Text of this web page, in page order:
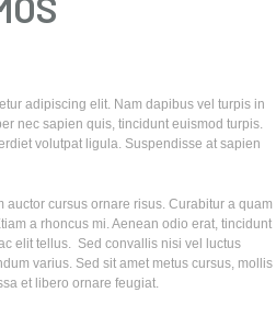
adipiscing elit. Nam dapibus vel turpis in
nec sapien quis, tincidunt euismod turpis.
volutpat ligula. Suspendisse at sapien
auctor cursus ornare risus. Curabitur a quam
a rhoncus mi. Aenean odio erat, tincidunt
elit tellus. Sed convallis nisi vel luctus
varius. Sed sit amet metus cursus, mollis
et libero ornare feugiat.